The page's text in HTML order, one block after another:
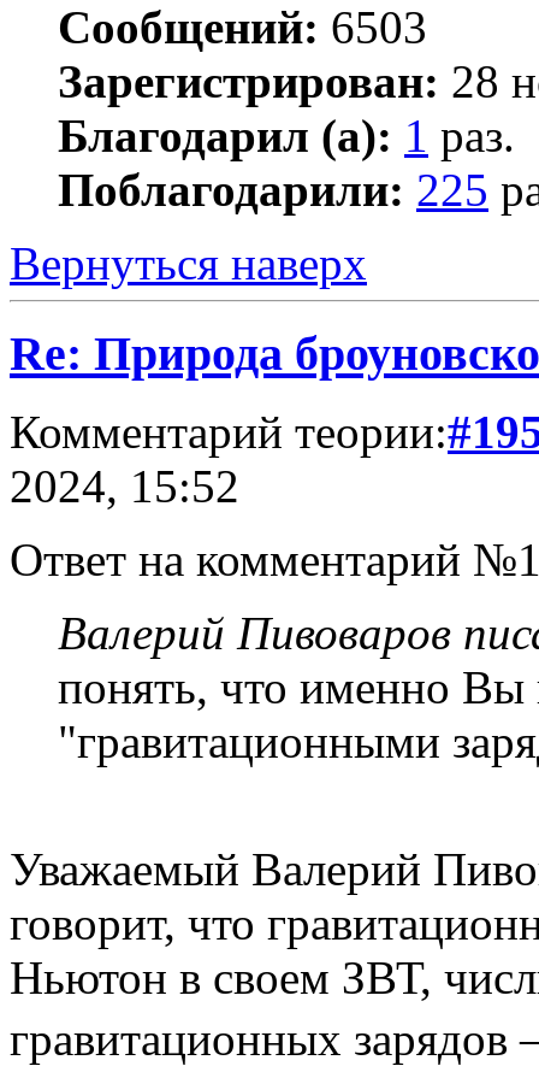
Сообщений: 6503
Зарегистрирован: 28
Благодарил (а): 1 раз.
Поблагодарили: 225
Вернуться наверх
Re: Природа
Комментарий теории:
2024, 15:52
Ответ на комментарий
Валерий Пивоваров
понять, что именно Вы
"гравитационными
Уважаемый Валерий
говорит, что
Ньютон в своем ЗВТ,
гравитационных зарядов